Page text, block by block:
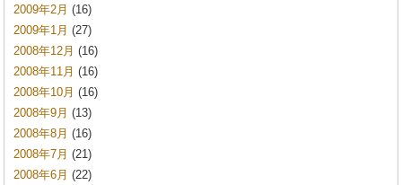
2009年2月 (16)
2009年1月 (27)
2008年12月 (16)
2008年11月 (16)
2008年10月 (16)
2008年9月 (13)
2008年8月 (16)
2008年7月 (21)
2008年6月 (22)